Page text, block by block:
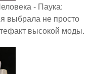
- Паука:
выбрала не просто
высокой моды.